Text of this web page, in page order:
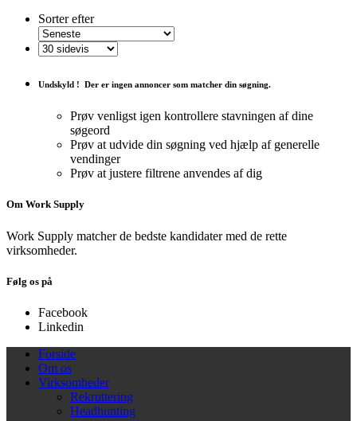
Sorter efter
Undskyld ! Der er ingen annoncer som matcher din søgning.
Prøv venligst igen kontrollere stavningen af ​​dine
søgeord
Prøv at udvide din søgning ved hjælp af generelle
vendinger
Prøv at justere filtrene anvendes af dig
Om Work Supply
Work Supply matcher de bedste kandidater med de rette
virksomheder.
Følg os på
Facebook
Linkedin
Forside
Om os
Virksomheder
Rekruttering
Headhunting